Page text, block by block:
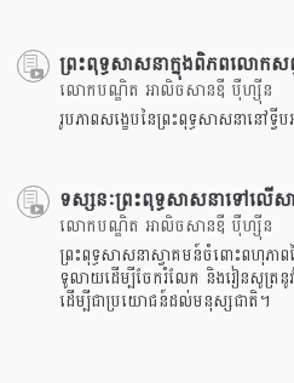
ព្រះពុទ្ធសាសនាក្នុងពិភពលោកសព្
លោកបណ្ឌិត អាលិចសានឌឺ បុឺហ្សុីន
រូបភាពសង្ខេបនៃព្រះពុទ្ធសាសនានៅ
ទស្សនៈព្រះពុទ្ធសាសនាទៅលើ
លោកបណ្ឌិត អាលិចសានឌឺ បុឺហ្សុីន
ព្រះពុទ្ធសាសនាស្វាគមន៍ចំពោះពហុ
ទូលាយដើម្បីចែករំលែក និងរៀនសូត្រ
ដើម្បីជាប្រយោជន៍ដល់មនុស្សជាតិ។